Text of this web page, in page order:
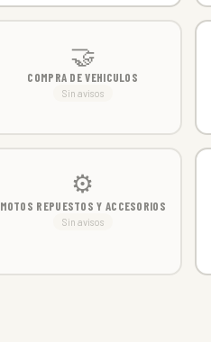
🤝
COMPRA DE VEHICULOS
Sin avisos
⚙
MOTOS REPUESTOS Y ACCESORIOS
Sin avisos